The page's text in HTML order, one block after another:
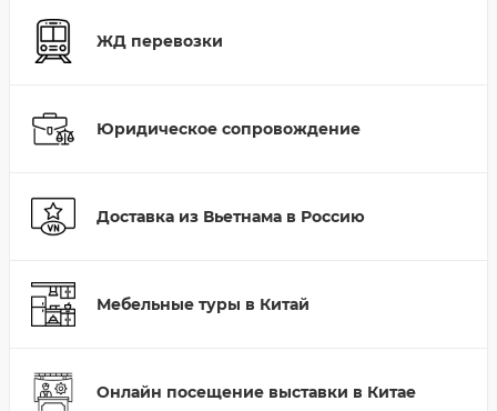
ЖД перевозки
Юридическое сопровождение
Доставка из Вьетнама в Россию
Мебельные туры в Китай
Онлайн посещение выставки в Китае